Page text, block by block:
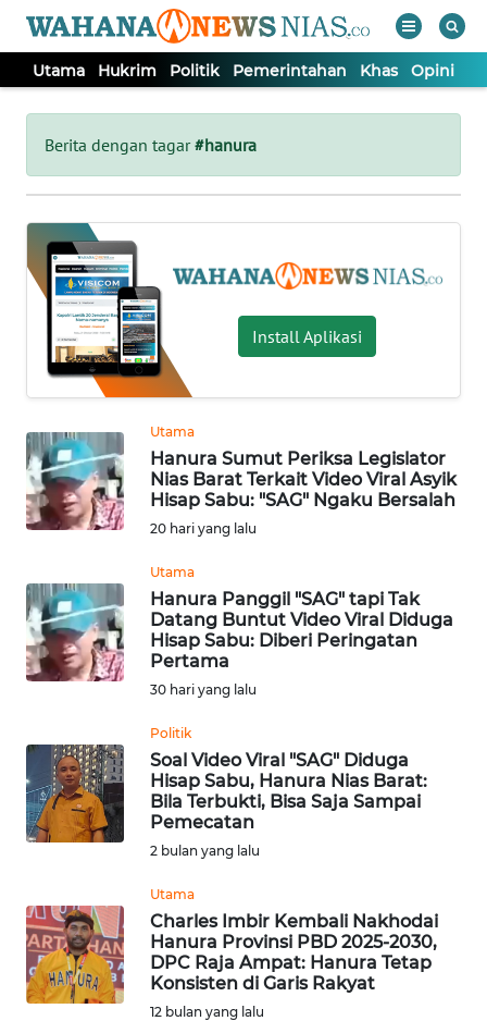
Utama Hukrim Politik Pemerintahan Khas Opini
Berita dengan tagar#hanura
Install Aplikasi
Utama
Hanura Sumut Periksa Legislator
Nias Barat Terkait Video Viral Asyik
Hisap Sabu: "SAG" Ngaku Bersalah
20 hari yang lalu
Utama
Hanura Panggil "SAG" tapi Tak
Datang Buntut Video Viral Diduga
Hisap Sabu: Diberi Peringatan
Pertama
30 hari yang lalu
Politik
Soal Video Viral "SAG" Diduga
Hisap Sabu, Hanura Nias Barat:
Bila Terbukti, Bisa Saja Sampai
Pemecatan
2 bulan yang lalu
Utama
Charles Imbir Kembali Nakhodai
Hanura Provinsi PBD 2025-2030,
DPC Raja Ampat: Hanura Tetap
Konsisten di Garis Rakyat
12 bulan yang lalu
Tutup
UTAMA
HUKRIM
POLITIK
PEMERINTAHAN
KHAS
OPINI
SERBA-
SERBI
INDEKS
BERITA
KONTAK
INFO
IKLAN
TENTANG